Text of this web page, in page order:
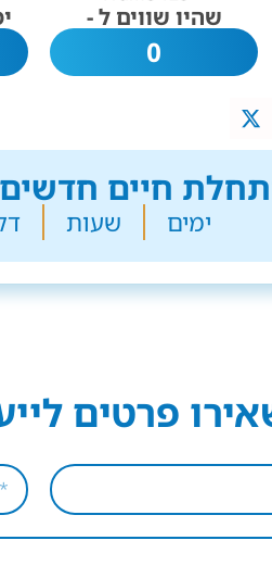
שהיו שווים ל -
0
חיים חדשים
ימים שעות
פרטים